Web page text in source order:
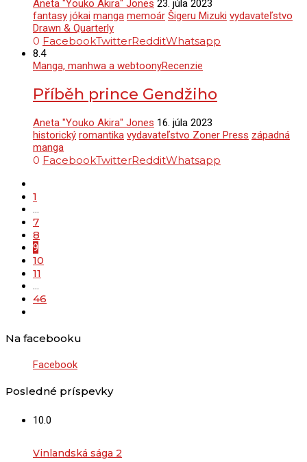
Aneta "Youko Akira" Jones 23. júla 2023
fantasy jókai manga memoár Šigeru Mizuki vydavateľstvo
Drawn & Quarterly
0 FacebookTwitterRedditWhatsapp
8.4
Manga, manhwa a webtoonyRecenzie
Příběh prince Gendžiho
Aneta "Youko Akira" Jones 16. júla 2023
historický romantika vydavateľstvo Zoner Press západná
manga
0 FacebookTwitterRedditWhatsapp
1
…
7
8
9
10
11
…
46
Na facebooku
Facebook
Posledné príspevky
10.0
Vinlandská sága 2